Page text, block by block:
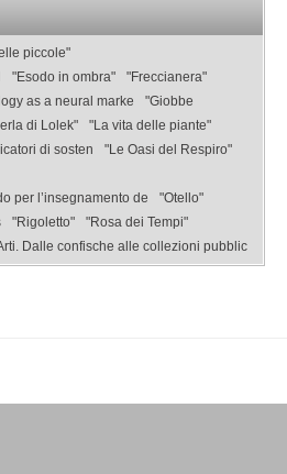
piccole"
"Esodo in ombra"
"Freccianera"
as a neural marke
"Giobbe
di Lolek"
"La vita delle piante"
di sosten
"Le Oasi del Respiro"
per l’insegnamento de
"Otello"
"Rigoletto"
"Rosa dei Tempi"
Dalle confische alle collezioni pubblic